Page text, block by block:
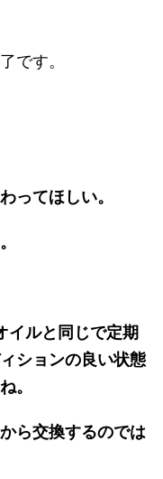
です。
ってほしい。
イルと同じで定期
ションの良い状態
。
ら交換するのでは